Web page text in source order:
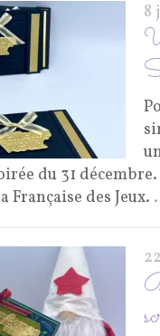
8
du 31
des Jeux.